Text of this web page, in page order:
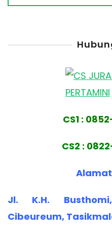
CS1 :
CS2 :
Jl. K.H.
Cibeureum,